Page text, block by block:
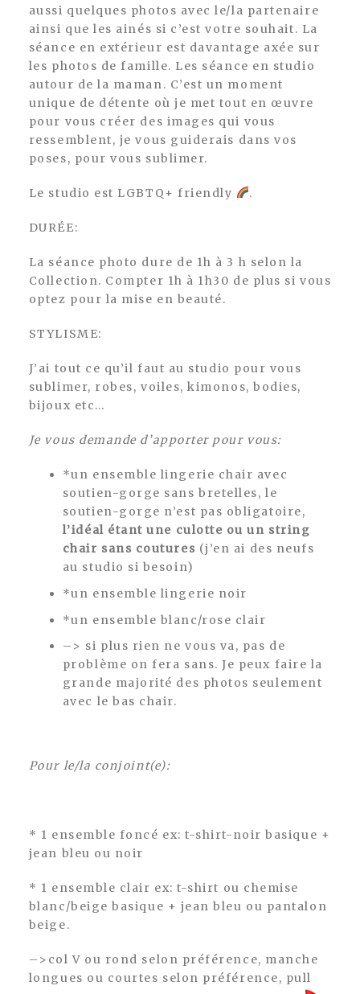
aussi quelques photos avec le/la partenaire
ainsi que les ainés si c’est votre souhait. La
séance en extérieur est davantage axée sur
les photos de famille. Les séance en studio
autour de la maman. C’est un moment
unique de détente où je met tout en œuvre
pour vous créer des images qui vous
ressemblent, je vous guiderais dans vos
poses, pour vous sublimer.
Le studio est LGBTQ+ friendly .
DURÉE:
La séance photo dure de 1h à 3 h selon la
Collection. Compter 1h à 1h30 de plus si vous
optez pour la mise en beauté.
STYLISME:
J’ai tout ce qu’il faut au studio pour vous
sublimer, robes, voiles, kimonos, bodies,
bijoux etc…
Je vous demande d’apporter pour vous:
*un ensemble lingerie chair avec
soutien-gorge sans bretelles, le
soutien-gorge n’est pas obligatoire,
l’idéal étant une culotte ou un string
chair sans coutures (j’en ai des neufs
au studio si besoin)
*un ensemble lingerie noir
*un ensemble blanc/rose clair
–> si plus rien ne vous va, pas de
problème on fera sans. Je peux faire la
grande majorité des photos seulement
avec le bas chair.
Pour le/la conjoint(e):
* 1 ensemble foncé ex: t-shirt-noir basique +
jean bleu ou noir
* 1 ensemble clair ex: t-shirt ou chemise
blanc/beige basique + jean bleu ou pantalon
beige.
–>col V ou rond selon préférence, manche
longues ou courtes selon préférence, pull